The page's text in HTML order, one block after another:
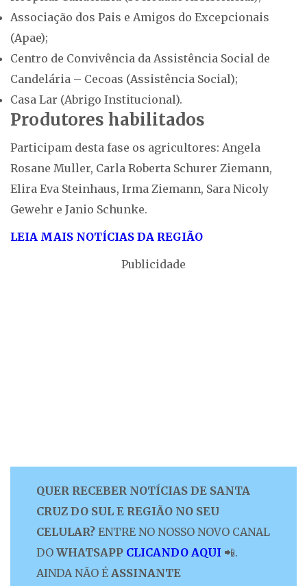
Associação dos Pais e Amigos do Excepcionais
(Apae);
Centro de Convivência da Assistência Social de
Candelária – Cecoas (Assistência Social);
Casa Lar (Abrigo Institucional).
Produtores habilitados
Participam desta fase os agricultores: Angela
Rosane Muller, Carla Roberta Schurer Ziemann,
Elira Eva Steinhaus, Irma Ziemann, Sara Nicoly
Gewehr e Janio Schunke.
LEIA MAIS NOTÍCIAS DA REGIÃO
Publicidade
QUER RECEBER NOTÍCIAS DE SANTA
CRUZ DO SUL E REGIÃO NO SEU
CELULAR? ENTRE NO NOSSO NOVO CANAL
DO WHATSAPP CLICANDO AQUI 📲.
AINDA NÃO É ASSINANTE